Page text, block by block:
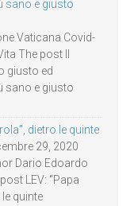
sano e giusto
Vaticana Covid-
The post Il
giusto ed
sano e giusto
dietro le quinte
29, 2020
Dario Edoardo
LEV: “Papa
quinte